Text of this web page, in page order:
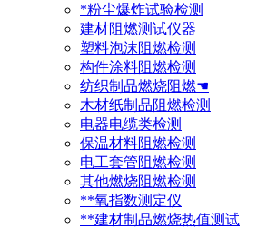
*粉尘爆炸试验检测
建材阻燃测试仪器
塑料泡沫阻燃检测
构件涂料阻燃检测
纺织制品燃烧阻燃☚
木材纸制品阻燃检测
电器电缆类检测
保温材料阻燃检测
电工套管阻燃检测
其他燃烧阻燃检测
**氧指数测定仪
**建材制品燃烧热值测试